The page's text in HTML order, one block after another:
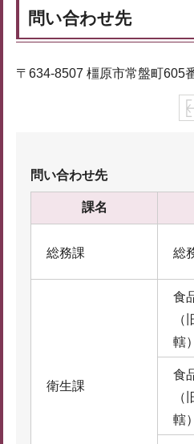
問い合わせ先
〒634-8507 橿原市常盤町605
問い合わせ先
課名
総務課 総
衛生課
食
轄）
食
轄）